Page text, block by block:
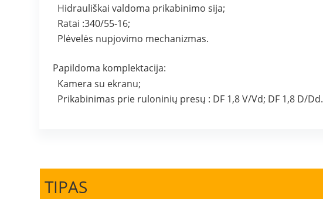
Hidrauliškai valdoma prikabinimo sija;
Ratai :340/55-16;
Plėvelės nupjovimo mechanizmas.
Papildoma komplektacija:
Kamera su ekranu;
Prikabinimas prie ruloninių presų : DF 1,8 V/Vd; DF 1,8 D/Dd.
TIPAS